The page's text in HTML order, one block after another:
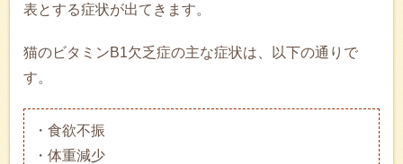
表とする症状が出てきます。
猫のビタミンB1欠乏症の主な症状は、以下の通りで
す。
・食欲不振
・体重減少